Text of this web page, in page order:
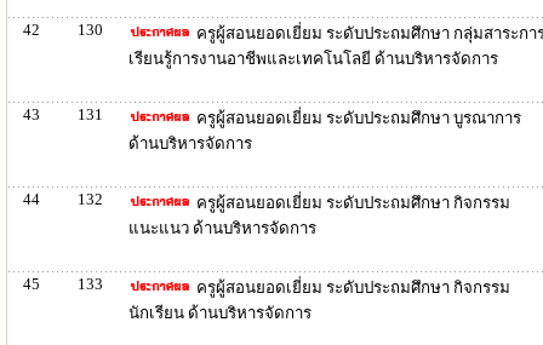
42 130
ครูผู้สอนยอดเยี่ยม ระดับประถมศึกษา กลุ่มสาระกา
เรียนรู้การงานอาชีพและเทคโนโลยี ด้านบริหารจัดการ
43 131
ครูผู้สอนยอดเยี่ยม ระดับประถมศึกษา บูรณาการ
ด้านบริหารจัดการ
44 132
ครูผู้สอนยอดเยี่ยม ระดับประถมศึกษา กิจกรรม
แนะแนว ด้านบริหารจัดการ
45 133
ครูผู้สอนยอดเยี่ยม ระดับประถมศึกษา กิจกรรม
นักเรียน ด้านบริหารจัดการ